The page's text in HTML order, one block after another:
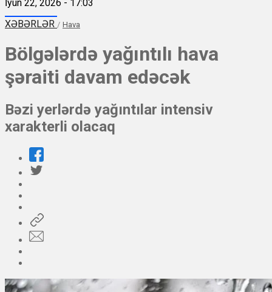
İyun 22, 2026 - 17:03
XƏBƏRLƏR / Hava
Bölgələrdə yağıntılı hava
şəraiti davam edəcək
Bəzi yerlərdə yağıntılar intensiv
xarakterli olacaq